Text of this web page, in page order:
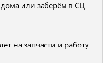
или заберём в СЦ
на запчасти и работу